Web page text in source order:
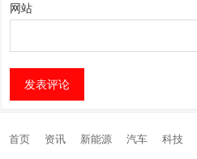
网站
首页 资讯 新能源 汽车 科技